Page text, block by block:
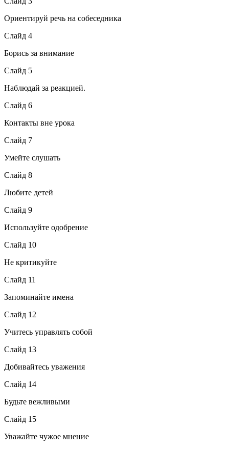
Ориентируй речь на собеседника
Слайд 4
Борись за внимание
Слайд 5
Наблюдай за реакцией.
Слайд 6
Контакты вне урока
Слайд 7
Умейте слушать
Слайд 8
Любите детей
Слайд 9
Используйте одобрение
Слайд 10
Не критикуйте
Слайд 11
Запоминайте имена
Слайд 12
Учитесь управлять собой
Слайд 13
Добивайтесь уважения
Слайд 14
Будьте вежливыми
Слайд 15
Уважайте чужое мнение